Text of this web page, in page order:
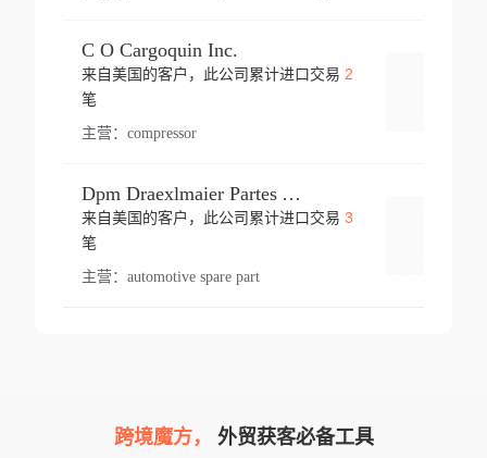
C O Cargoquin Inc.
来自美国的客户，此公司累计进口交易 2
笔
主营： compressor
Dpm Draexlmaier Partes Automotrices Corr Ind Huejotzingo
来自美国的客户，此公司累计进口交易 3
笔
主营： automotive spare part
跨境魔方， 外贸获客必备工具